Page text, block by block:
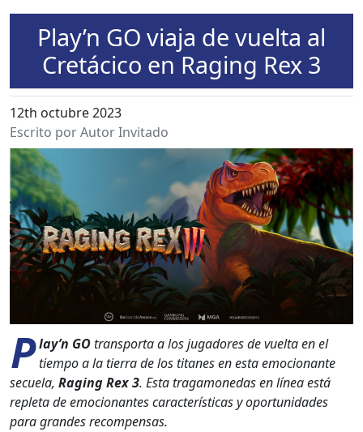
Play’n GO viaja de vuelta al
Cretácico en Raging Rex 3
12th octubre 2023
Escrito por Autor Invitado
Play’n GOtrans­porta a los jugadores de vuelta en el
tiem­po a la tier­ra de los titanes en esta emo­cio­nante
secuela, Rag­ing Rex 3. Esta trag­a­monedas en línea está
reple­ta de emo­cio­nantes car­ac­terís­ti­cas y opor­tu­nidades
para grandes rec­om­pen­sas.